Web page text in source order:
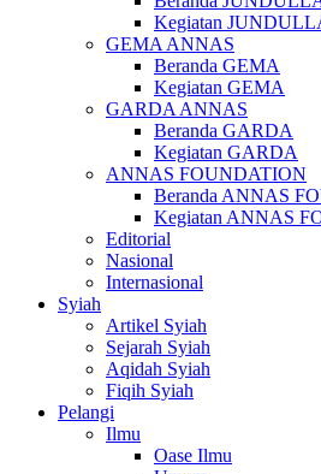
Kegiatan
GEMA ANNAS
Beranda GEMA
Kegiatan GEMA
GARDA ANNAS
Beranda GARDA
Kegiatan GARDA
ANNAS FOUNDATION
Beranda ANNAS
Kegiatan ANNAS
Editorial
Nasional
Internasional
Syiah
Artikel Syiah
Sejarah Syiah
Aqidah Syiah
Fiqih Syiah
Pelangi
Ilmu
Oase Ilmu